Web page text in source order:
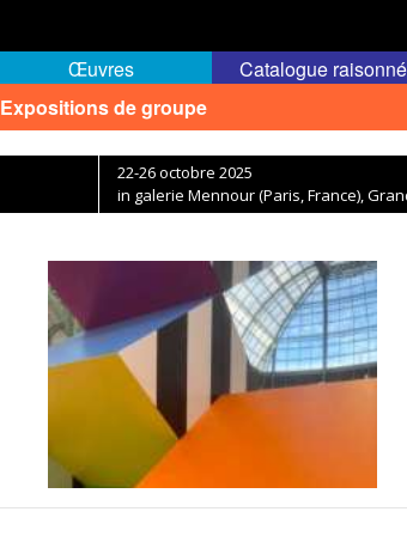
Expositions de groupe
Œuvres Catalogue raisonné
22-26 octobre 2025
in galerie Mennour (Paris, France),